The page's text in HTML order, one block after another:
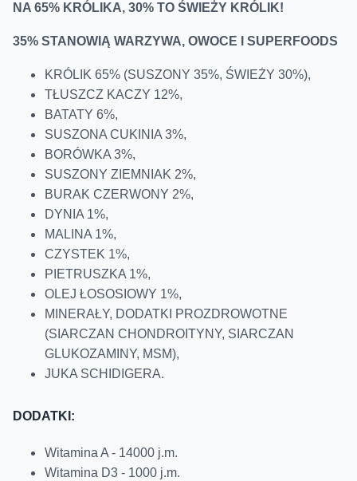
NA 65% KRÓLIKA, 30% TO ŚWIEŻY KRÓLIK!
35% STANOWIĄ WARZYWA, OWOCE I SUPERFOODS
KRÓLIK 65% (SUSZONY 35%, ŚWIEŻY 30%),
TŁUSZCZ KACZY 12%,
BATATY 6%,
SUSZONA CUKINIA 3%,
BORÓWKA 3%,
SUSZONY ZIEMNIAK 2%,
BURAK CZERWONY 2%,
DYNIA 1%,
MALINA 1%,
CZYSTEK 1%,
PIETRUSZKA 1%,
OLEJ ŁOSOSIOWY 1%,
MINERAŁY, DODATKI PROZDROWOTNE
(SIARCZAN CHONDROITYNY, SIARCZAN
GLUKOZAMINY, MSM),
JUKA SCHIDIGERA.
DODATKI:
Witamina A - 14000 j.m.
Witamina D3 - 1000 j.m.